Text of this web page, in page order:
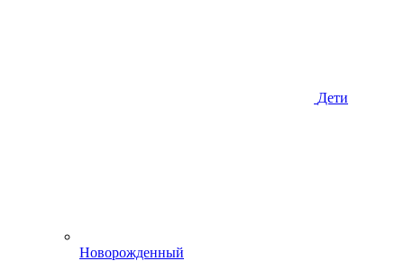
Дети
Новорожденный